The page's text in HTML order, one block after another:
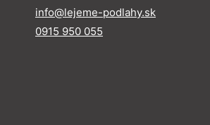
info@lejeme-podlahy.sk
0915 950 055